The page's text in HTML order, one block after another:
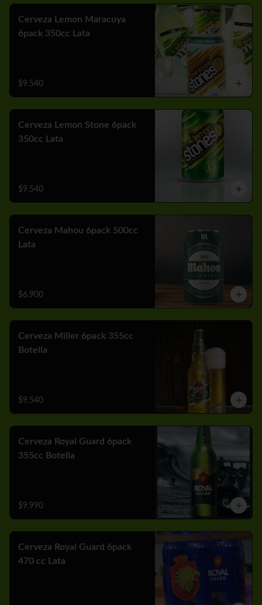
Cerveza Lemon Maracuya
6pack 350cc Lata
$9.540
Cerveza Lemon Stone 6pack
350cc Lata
$9.540
Cerveza Mahou 6pack 500cc
Lata
$6.900
Cerveza Miller 6pack 355cc
Botella
$9.540
Cerveza Royal Guard 6pack
355cc Botella
$9.990
Cerveza Royal Guard 6pack
470 cc Lata